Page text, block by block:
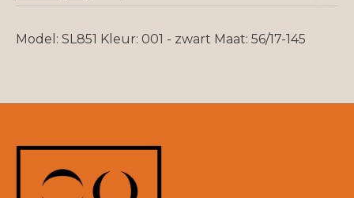
Model: SL851 Kleur: 001 - zwart Maat: 56/17-145